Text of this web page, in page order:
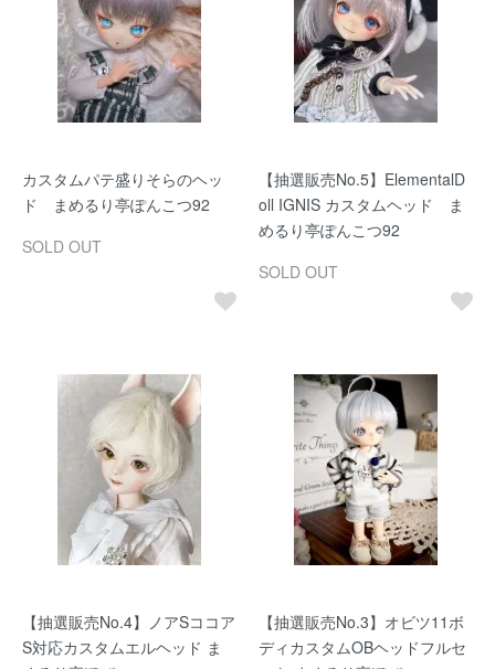
カスタムパテ盛りそらのヘッ
ド まめるり亭ぽんこつ92
SOLD OUT
【抽選販売No.5】ElementalD
oll IGNIS カスタムヘッド ま
めるり亭ぽんこつ92
SOLD OUT
【抽選販売No.4】ノアSココア
S対応カスタムエルヘッド ま
【抽選販売No.3】オビツ11ボ
ディカスタムOBヘッドフルセ